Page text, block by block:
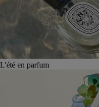
L'été en parfum